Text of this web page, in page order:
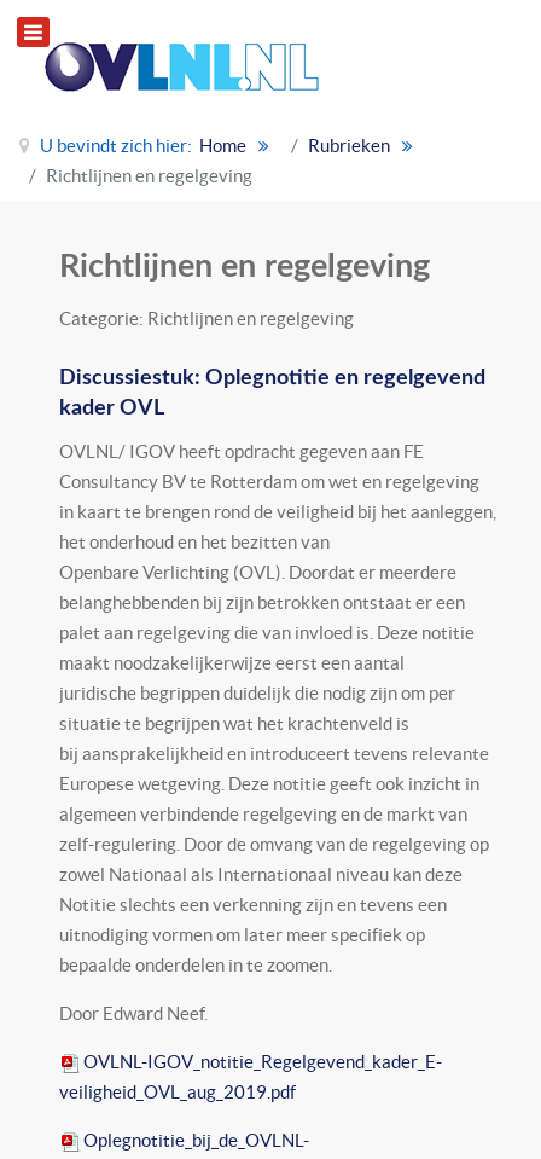
U bevindt zich hier: Home
Rubrieken
Richtlijnen en regelgeving
Richtlijnen en regelgeving
Categorie: Richtlijnen en regelgeving
Discussiestuk: Oplegnotitie en regelgevend
kader OVL
OVLNL/ IGOV heeft opdracht gegeven aan FE
Consultancy BV te Rotterdam om wet en regelgeving
in kaart te brengen rond de veiligheid bij het aanleggen,
het onderhoud en het bezitten van
Openbare Verlichting (OVL). Doordat er meerdere
belanghebbenden bij zijn betrokken ontstaat er een
palet aan regelgeving die van invloed is. Deze notitie
maakt noodzakelijkerwijze eerst een aantal
juridische begrippen duidelijk die nodig zijn om per
situatie te begrijpen wat het krachtenveld is
bij aansprakelijkheid en introduceert tevens relevante
Europese wetgeving. Deze notitie geeft ook inzicht in
algemeen verbindende regelgeving en de markt van
zelf-regulering. Door de omvang van de regelgeving op
zowel Nationaal als Internationaal niveau kan deze
Notitie slechts een verkenning zijn en tevens een
uitnodiging vormen om later meer specifiek op
bepaalde onderdelen in te zoomen.
Door Edward Neef.
OVLNL-IGOV_notitie_Regelgevend_kader_E-
veiligheid_OVL_aug_2019.pdf
Oplegnotitie_bij_de_OVLNL-